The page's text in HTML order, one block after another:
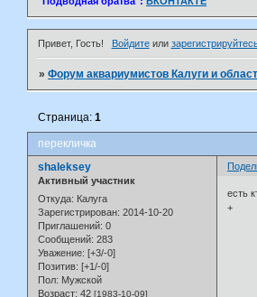
Привет, Гость! Войдитеили
»Форум аквариумистов Калуги и
перекличка
Страница:1
shaleksey
Активный участник
Откуда: Калуга
Зарегистрирован: 2014-10-20
Приглашений: 0
Сообщений: 283
Уважение: [+3/-0]
Позитив: [+1/-0]
Пол: Мужской
Возраст: 42 [1983-10-09]
есть
+